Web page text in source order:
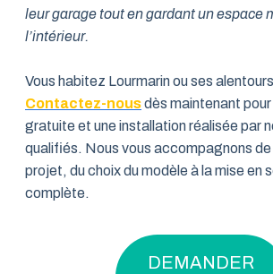
leur garage tout en gardant un espace
l’intérieur.
Vous habitez Lourmarin ou ses
Contactez-nousdès maintenant
gratuite et une installation réalisée par
qualifiés. Nous vous accompagnons
projet, du choix du modèle à la mise en
complète.
DEMANDER